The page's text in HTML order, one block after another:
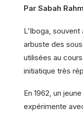
Par Sabah
L’Iboga,
arbuste des
utilisées au
initiatique très
En 1962, un
expérimente